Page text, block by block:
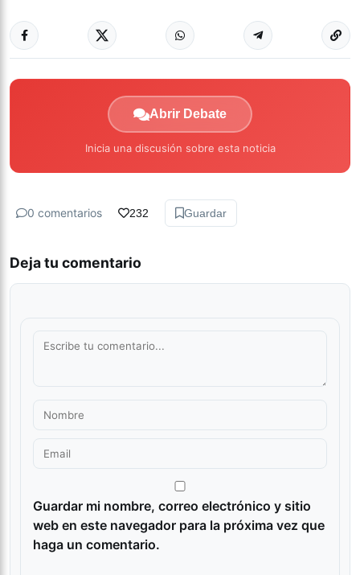
Abrir Debate
Inicia una discusión sobre esta noticia
0 comentarios 232 Guardar
Deja tu comentario
Guardar mi nombre, correo electrónico y sitio
web en este navegador para la próxima vez que
haga un comentario.